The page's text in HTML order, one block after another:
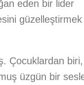
eden bir lider
güzelleştirmek
Çocuklardan biri,
üzgün bir